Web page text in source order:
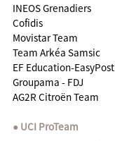
INEOS Grenadiers
Cofidis
Movistar Team
Team Arkéa Samsic
EF Education-EasyPost
Groupama - FDJ
AG2R Citroën Team
UCI ProTeam